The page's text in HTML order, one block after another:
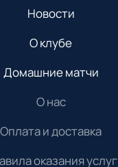
Новости
О клубе
Домашние матчи
О нас
Оплата и доставка
оказания услуг